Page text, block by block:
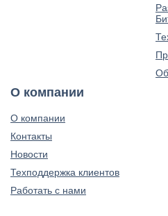
О компании
О компании
Контакты
Новости
Техподдержка клиентов
Работать с нами